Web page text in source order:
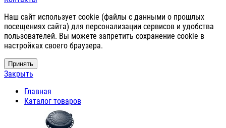
Наш сайт использует cookie (файлы с данными о прошлых
посещениях сайта) для персонализации сервисов и удобства
пользователей. Вы можете запретить сохранение cookie в
настройках своего браузера.
Принять
Закрыть
Главная
Каталог товаров